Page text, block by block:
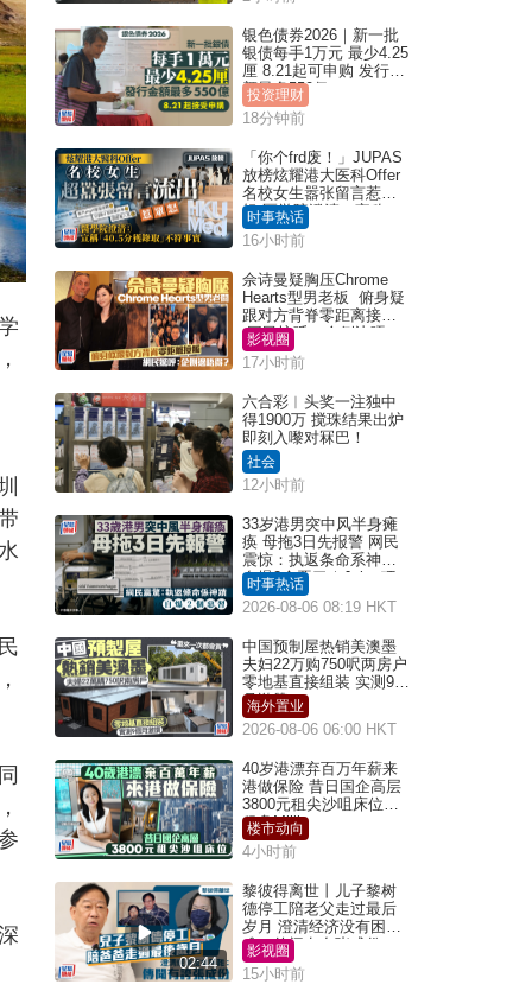
银色债券2026｜新一批
银债每手1万元 最少4.25
厘 8.21起可申购 发行金
额最多550亿
投资理财
18分钟前
「你个frd废！」JUPAS
放榜炫耀港大医科Offer
名校女生嚣张留言惹众
怒 医学院澄清：宣称
「40.5分获录取」不符事
实｜Juicy叮
时事热话
16小时前
佘诗曼疑胸压Chrome
Hearts型男老板 俯身疑
跟对方背脊零距离接触
网民惊呼：企侧边唔
得？
影视圈
17小时前
六合彩︱头奖一注独中
得1900万 搅珠结果出炉
即刻入嚟对冧巴！
社会
12小时前
33岁港男突中风半身瘫
痪 母拖3日先报警 网民
震惊：执返条命系神迹
自爆2个恶习｜Juicy叮
时事热话
2026-08-06 08:19 HKT
中国预制屋热销美澳墨
夫妇22万购750呎两房户
零地基直接组装 实测9个
月激赞
海外置业
2026-08-06 06:00 HKT
40岁港漂弃百万年薪来
港做保险 昔日国企高层
3800元租尖沙咀床位｜
租盘Million
楼市动向
4小时前
02:44
黎彼得离世丨儿子黎树
德停工陪老父走过最后
岁月 澄清经济没有困
难：传闻有夸张成份
影视圈
15小时前